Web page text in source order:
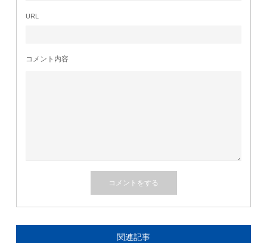
URL
コメント内容
関連記事